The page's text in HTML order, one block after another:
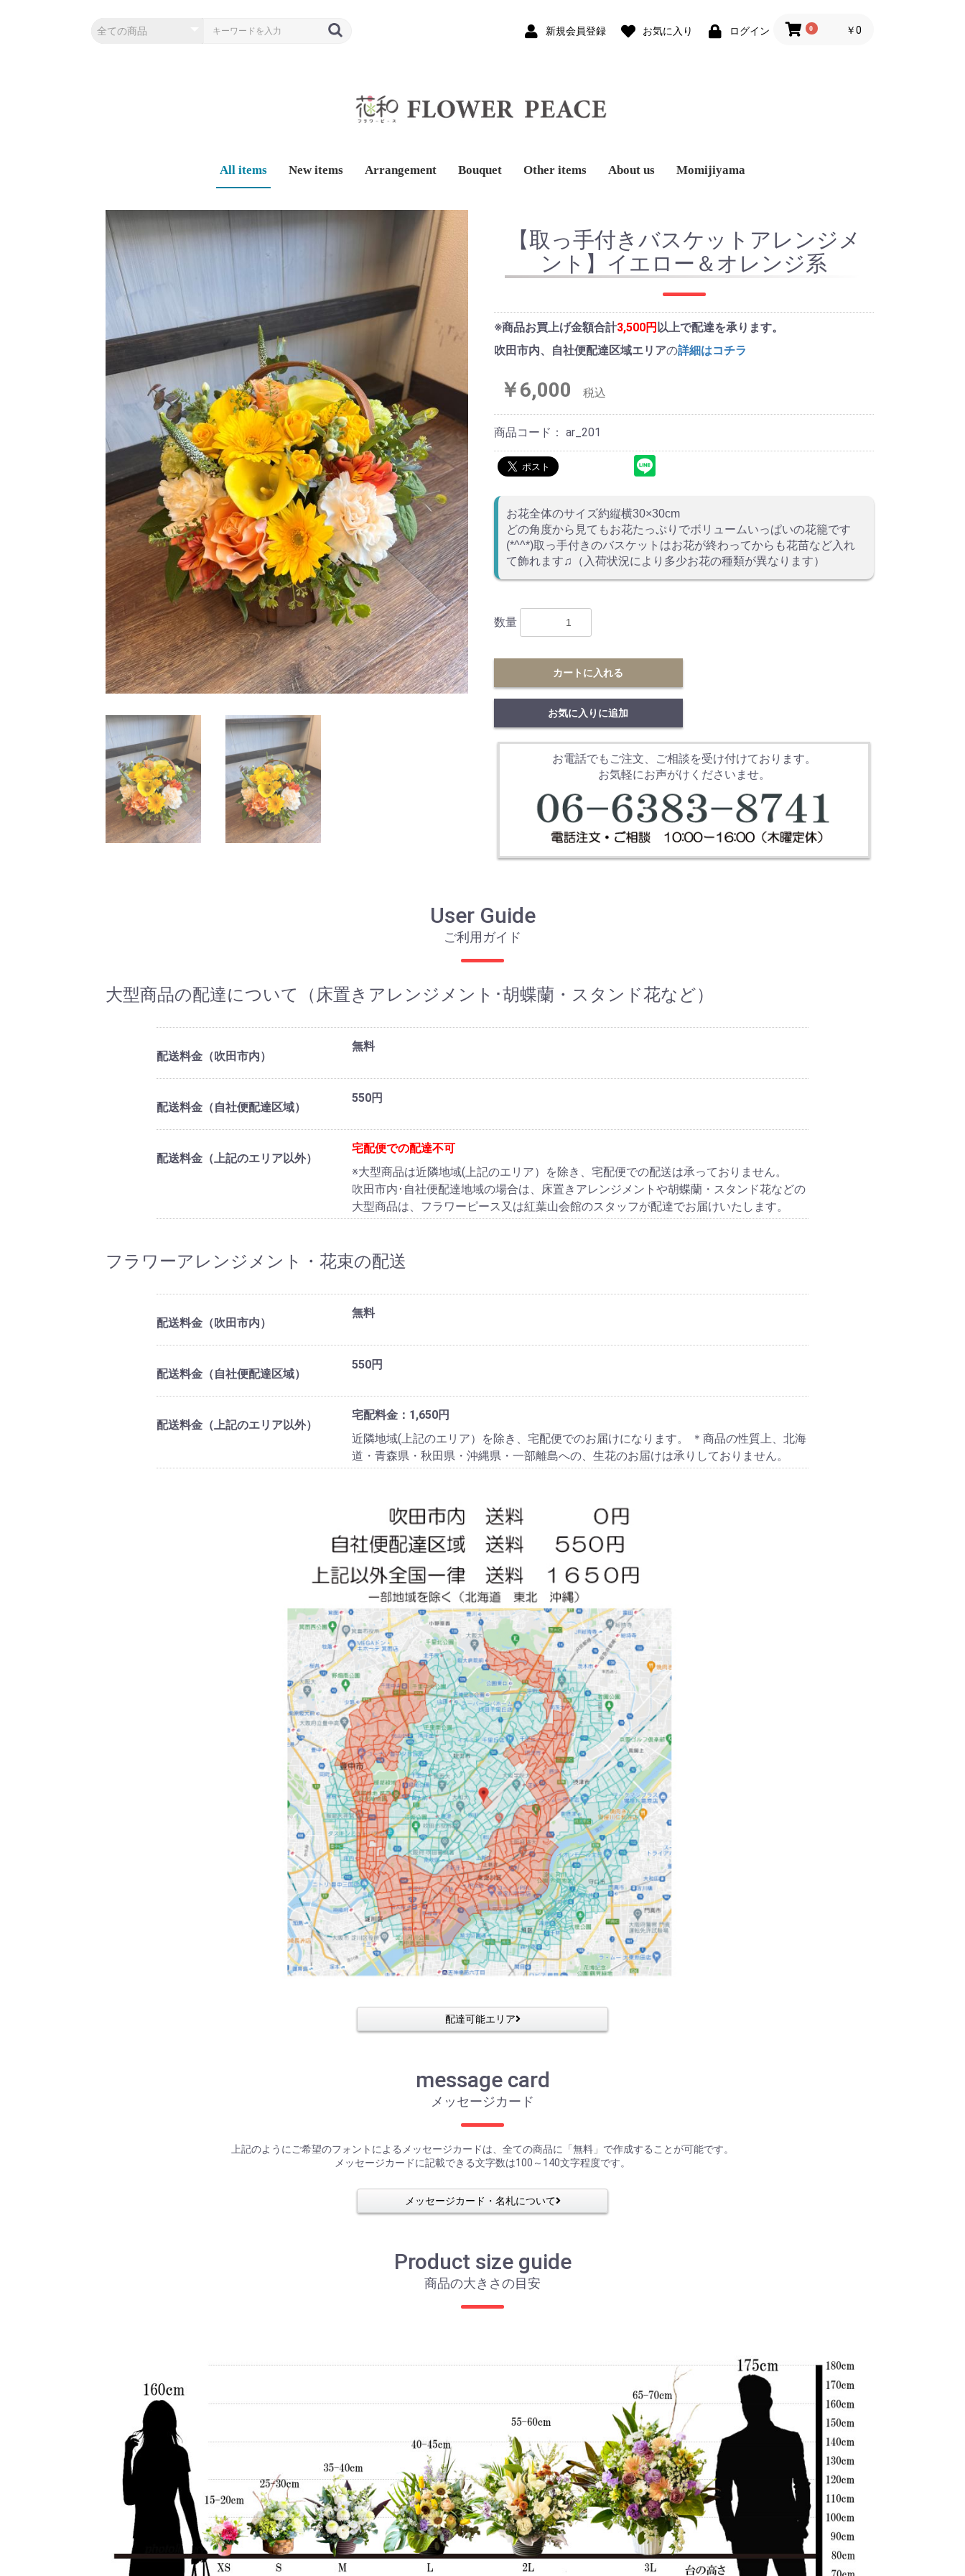
新規会員登録 お気に入り ログイン 0 ￥0
All items New items Arrangement Bouquet Other items About us Momijiyama
【取っ手付きバスケットアレンジメ
ント】イエロー＆オレンジ系
※商品お買上げ金額合計3,500円 以上で配達を承ります。
吹田市内、自社便配達区域エリアの詳細はコチラ
￥6,000 税込
商品コード： ar_201
お花全体のサイズ約縦横30×30cm
どの角度から見てもお花たっぷりでボリュームいっぱいの花籠です
(*^^*)取っ手付きのバスケットはお花が終わってからも花苗など入れ
て飾れます♫（入荷状況により多少お花の種類が異なります）
数量
カートに入れる
お買い物を続ける カートへ進む
お気に入りに追加
お電話でもご注文、ご相談を受け付けております。
お気軽にお声がけくださいませ。
User Guide
ご利用ガイド
大型商品の配達について（床置きアレンジメント･胡蝶蘭・スタンド花など）
配送料金（吹田市内）
無料
配送料金（自社便配達区域）
550円
配送料金（上記のエリア以外）
宅配便での配達不可
※大型商品は近隣地域(上記のエリア）を除き、宅配便での配送は承っておりません。
吹田市内･自社便配達地域の場合は、床置きアレンジメントや胡蝶蘭・スタンド花などの
大型商品は、フラワーピース又は紅葉山会館のスタッフが配達でお届けいたします。
フラワーアレンジメント・花束の配送
配送料金（吹田市内）
無料
配送料金（自社便配達区域）
550円
配送料金（上記のエリア以外）
宅配料金：1,650円
近隣地域(上記のエリア）を除き、宅配便でのお届けになります。 ＊商品の性質上、北海
道・青森県・秋田県・沖縄県・一部離島への、生花のお届けは承りしておりません。
配達可能エリア
message card
メッセージカード
上記のようにご希望のフォントによるメッセージカードは、全ての商品に「無料」で作成することが可能です。
メッセージカードに記載できる文字数は100～140文字程度です。
メッセージカード・名札について
Product size guide
商品の大きさの目安